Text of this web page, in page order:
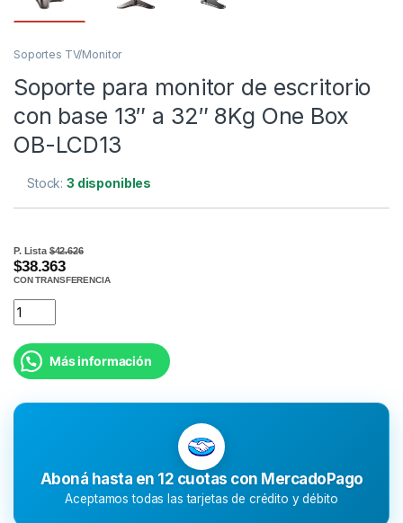
Soportes TV/Monitor
Soporte para monitor de escritorio
con base 13″ a 32″ 8Kg One Box
OB-LCD13
Stock:3 disponibles
P. Lista$42.626
$38.363
CON TRANSFERENCIA
Más información
Aboná hasta en 12 cuotas con MercadoPago
Aceptamos todas las tarjetas de crédito y débito